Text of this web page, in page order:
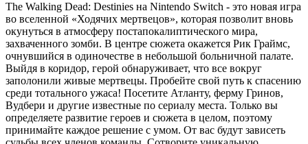
The Walking Dead: Destinies на Nintendo Switch - это новая игра
во вселенной «Ходячих мертвецов», которая позволит вновь
окунуться в атмосферу постапокалиптического мира,
захваченного зомби. В центре сюжета окажется Рик Граймс,
очнувшийся в одиночестве в небольшой больничной палате.
Выйдя в коридор, герой обнаруживает, что все вокруг
заполонили живые мертвецы. Пробейте свой путь к спасению
среди тотального ужаса! Посетите Атланту, ферму Гринов,
Вудбери и другие известные по сериалу места. Только вы
определяете развитие героев и сюжета в целом, поэтому
принимайте каждое решение с умом. От вас будут зависеть